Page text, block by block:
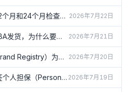
（2026）
个月和24个月检查
标"？（2026）
2026年7月22日
发货，为什么要在
？（2026）
2026年7月21日
Registry）为什
？（2026）
2026年7月20日
个人担保（Personal
必须了解的风险
2026年7月19日